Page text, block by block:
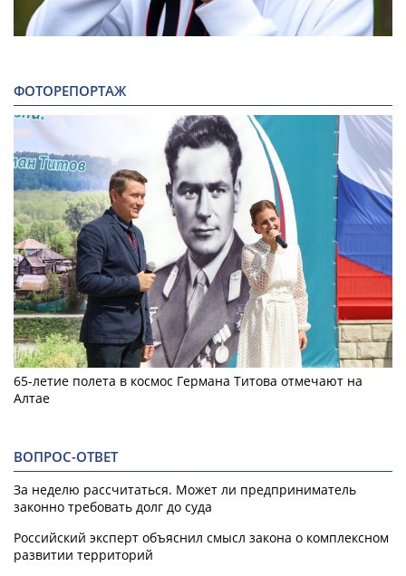
ФОТОРЕПОРТАЖ
65-летие полета в космос Германа Титова отмечают на
Алтае
ВОПРОС-ОТВЕТ
За неделю рассчитаться. Может ли предприниматель
законно требовать долг до суда
Российский эксперт объяснил смысл закона о комплексном
развитии территорий